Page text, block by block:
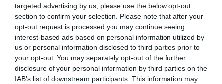
targeted advertising by us, please use the below opt-out
section to confirm your selection. Please note that after your
opt-out request is processed you may continue seeing
interest-based ads based on personal information utilized by
us or personal information disclosed to third parties prior to
your opt-out. You may separately opt-out of the further
disclosure of your personal information by third parties on the
IAB’s list of downstream participants. This information may
Žiūrimiausi įrašai
Vaizdai iš tragiškos avarijos Vilniaus r.: dviejų moterų ir
vaiko gyvybių išgelbėti nepavyko